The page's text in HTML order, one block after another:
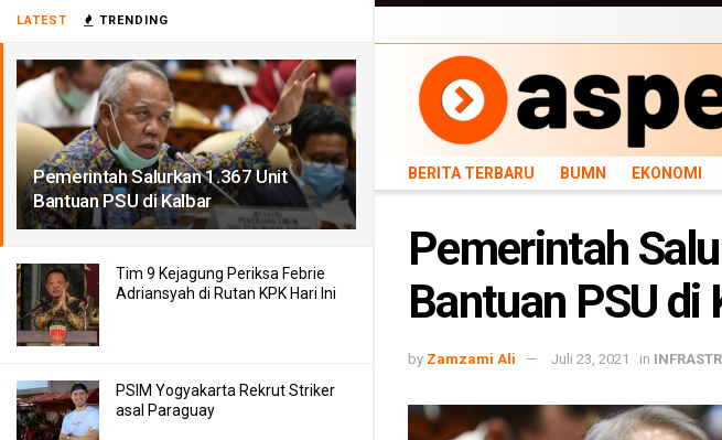
LATEST TRENDING
Pemerintah Salurkan 1.367 Unit
Bantuan PSU di Kalbar
Tim 9 Kejagung Periksa Febrie
Adriansyah di Rutan KPK Hari Ini
PSIM Yogyakarta Rekrut Striker
asal Paraguay
BERITA TERBARU BUMN EKONOMI
TEKNOLOGI
BERITA TERBARU BUMN EKONOMI
Pemerintah
Bantuan PSU di
by Zamzami Ali Juli 23, 2021 in